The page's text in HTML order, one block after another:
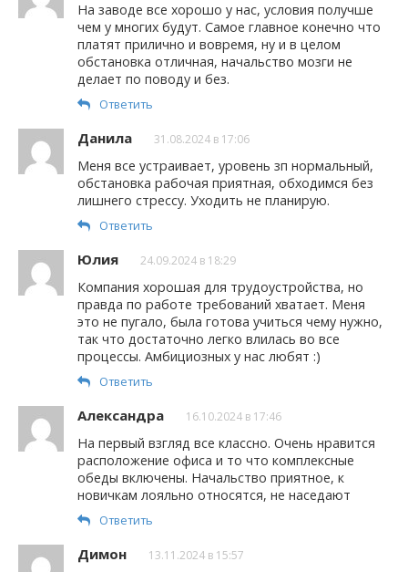
На заводе все хорошо у нас, условия получше
чем у многих будут. Самое главное конечно что
платят прилично и вовремя, ну и в целом
обстановка отличная, начальство мозги не
делает по поводу и без.
Ответить
Данила 31.08.2024 в 17:06
Меня все устраивает, уровень зп нормальный,
обстановка рабочая приятная, обходимся без
лишнего стрессу. Уходить не планирую.
Ответить
Юлия 24.09.2024 в 18:29
Компания хорошая для трудоустройства, но
правда по работе требований хватает. Меня
это не пугало, была готова учиться чему нужно,
так что достаточно легко влилась во все
процессы. Амбициозных у нас любят :)
Ответить
Александра 16.10.2024 в 17:46
На первый взгляд все классно. Очень нравится
расположение офиса и то что комплексные
обеды включены. Начальство приятное, к
новичкам лояльно относятся, не наседают
Ответить
Димон 13.11.2024 в 15:57